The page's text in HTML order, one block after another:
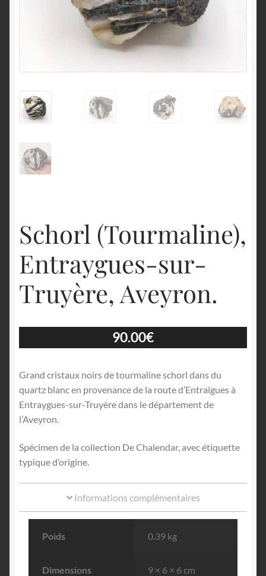
Schorl (Tourmaline),
Entraygues-sur-
Truyère, Aveyron.
90.00€
Grand cristaux noirs de tourmaline schorl dans du
quartz blanc en provenance de la route d’Entraigues à
Entraygues-sur-Truyère dans le département de
l’Aveyron.
Spécimen de la collection De Chalendar, avec étiquette
typique d’origine.
Informations complémentaires
Poids 0.39 kg
Dimensions 9 × 6 × 6 cm